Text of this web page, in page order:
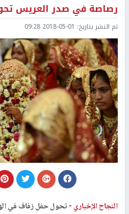
رصاصة في صدر العريس
تم النشر بتاريخ: 2018-05-01 09:28
النجاح الإخباري -تحول حفل زفاف في